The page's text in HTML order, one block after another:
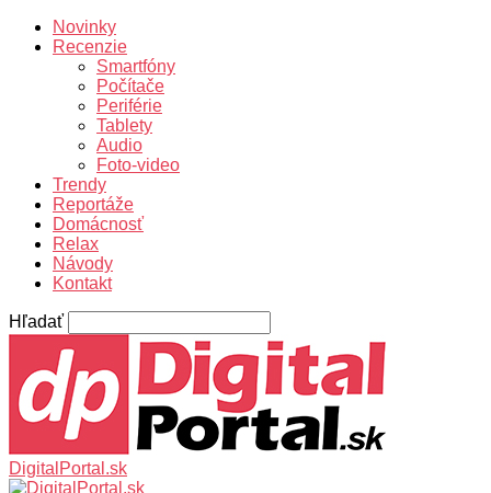
Novinky
Recenzie
Smartfóny
Počítače
Periférie
Tablety
Audio
Foto-video
Trendy
Reportáže
Domácnosť
Relax
Návody
Kontakt
Hľadať
DigitalPortal.sk